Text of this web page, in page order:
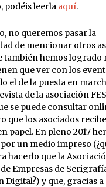
podéis leerla aquí.
no queremos pasar la
de mencionar otros
también hemos logrado
que ver con los
el de la puesta en
de la asociación
se puede consultar
que los asociados
papel. En pleno 2017
un medio impreso
hacerlo que la
Empresas de
Digital?) y que, gracias a